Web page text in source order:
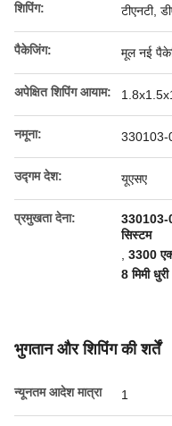
शिपिंग: टीएनटी,
पैकेजिंग: मूल नई
अपेक्षित शिपिंग आयाम:
नमूना: 330103-
उद्गम देश: यूएसए
प्रमुखता देना:
330103-
सिस्टम
3300
8 मिमी
भुगतान और शिपिंग की शर्तें
न्यूनतम आदेश मात्रा 1